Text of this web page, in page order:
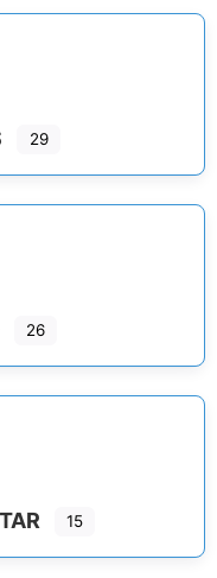
29
sub-categories
26
sub-categories
15
sub-categories